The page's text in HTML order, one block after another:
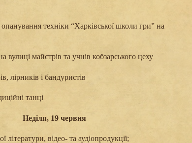
техніки “Харківської школи гри” на
вулиці майстрів та учнів кобзарського цеху
лірників і бандуристів
танці
Неділя, 19 червня
відео- та аудіопродукції;